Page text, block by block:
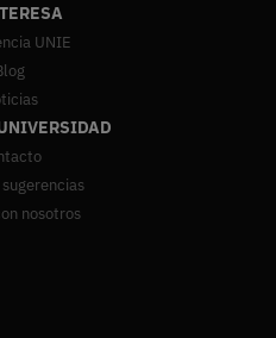
UNIE
nosotros